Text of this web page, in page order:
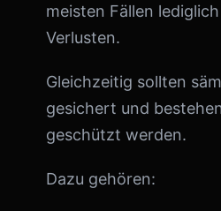
meisten Fällen
Verlusten.
Gleichzeitig sollten
gesichert und
geschützt werden.
Dazu gehören: